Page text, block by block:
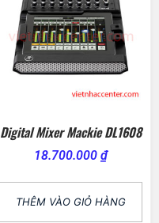
Digital Mixer Mackie DL1608
18.700.000 ₫
THÊM VÀO GIỎ HÀNG